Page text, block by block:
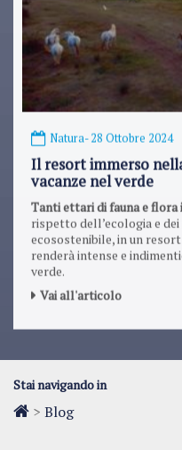
Natura - 28 Ottobre 2024
Il resort immerso
vacanze nel verde
Tanti ettari di fauna e
rispetto dell’ecologia e
ecosostenibile, in un
renderà intense e
verde.
Vai all'articolo
Stai navigando in
> Blog